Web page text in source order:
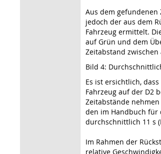
Aus dem gefundenen
jedoch der aus dem
Fahrzeug ermittelt.
auf Grün und dem
Zeitabstand
Bild 4:
Es ist ersichtlich,
Fahrzeug auf der D2
Zeitabstände
den im Handbuch für
durchschnittlich 11 s
Im Rahmen der
relative